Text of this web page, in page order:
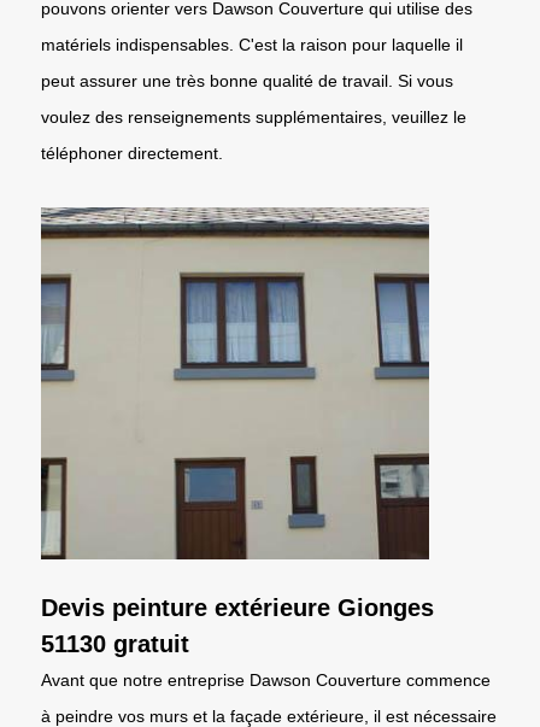
pouvons orienter vers Dawson Couverture qui utilise des
matériels indispensables. C'est la raison pour laquelle il
peut assurer une très bonne qualité de travail. Si vous
voulez des renseignements supplémentaires, veuillez le
téléphoner directement.
Devis peinture extérieure Gionges
51130 gratuit
Avant que notre entreprise Dawson Couverture commence
à peindre vos murs et la façade extérieure, il est nécessaire